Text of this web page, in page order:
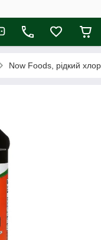
Now Foods, рідкий